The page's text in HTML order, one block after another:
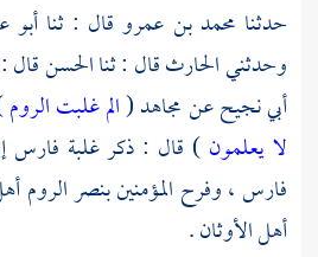
حدثنا محمد بن عمرو قال : ثنا
وحدثنيالحارثقال : ثناالحسنقال
أبي نجيحعنمجاهد(الم غلبت الروم
لا يعلمون ) قال : ذكر غلبة فارس
فارس ،وفرح المؤمنين بنصرالروم
أهل الأوثان .